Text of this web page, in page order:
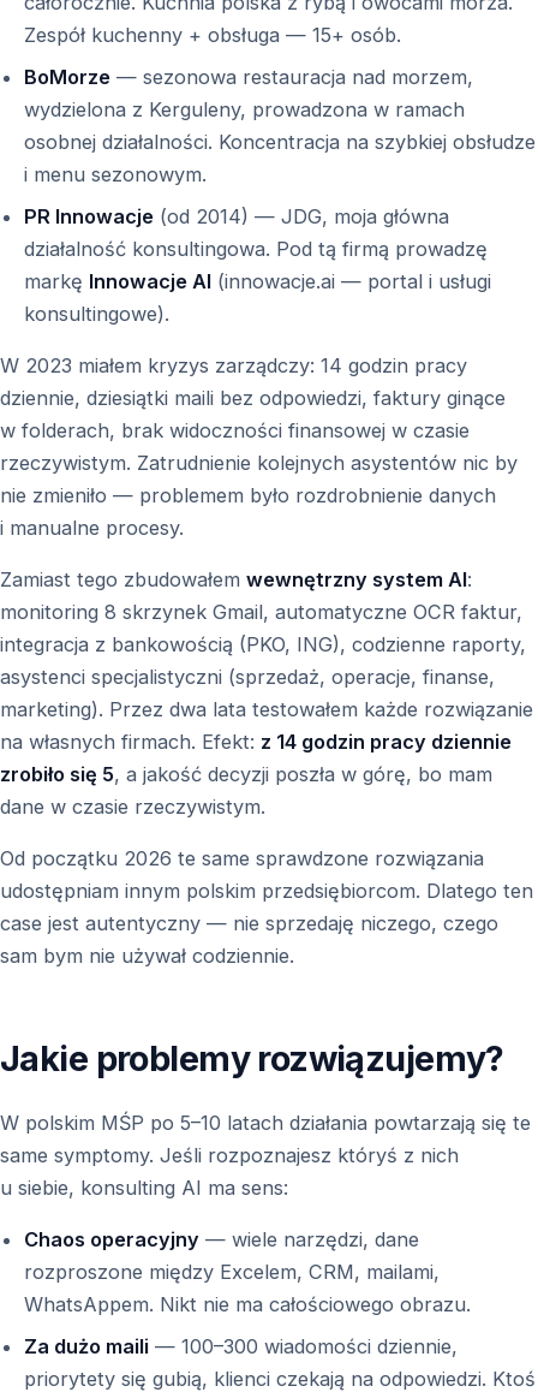
Zespół kuchenny + obsługa — 15+ osób.
BoMorze — sezonowa restauracja nad morzem,
wydzielona z Kerguleny, prowadzona w ramach
osobnej działalności. Koncentracja na szybkiej obsłudze
i menu sezonowym.
PR Innowacje (od 2014) — JDG, moja główna
działalność konsultingowa. Pod tą firmą prowadzę
markę Innowacje AI (innowacje.ai — portal i usługi
konsultingowe).
W 2023 miałem kryzys zarządczy: 14 godzin pracy
dziennie, dziesiątki maili bez odpowiedzi, faktury ginące
w folderach, brak widoczności finansowej w czasie
rzeczywistym. Zatrudnienie kolejnych asystentów nic by
nie zmieniło — problemem było rozdrobnienie danych
i manualne procesy.
Zamiast tego zbudowałem wewnętrzny system AI:
monitoring 8 skrzynek Gmail, automatyczne OCR faktur,
integracja z bankowością (PKO, ING), codzienne raporty,
asystenci specjalistyczni (sprzedaż, operacje, finanse,
marketing). Przez dwa lata testowałem każde rozwiązanie
na własnych firmach. Efekt: z 14 godzin pracy dziennie
zrobiło się 5, a jakość decyzji poszła w górę, bo mam
dane w czasie rzeczywistym.
Od początku 2026 te same sprawdzone rozwiązania
udostępniam innym polskim przedsiębiorcom. Dlatego ten
case jest autentyczny — nie sprzedaję niczego, czego
sam bym nie używał codziennie.
Jakie problemy rozwiązujemy?
W polskim MŚP po 5–10 latach działania powtarzają się te
same symptomy. Jeśli rozpoznajesz któryś z nich
u siebie, konsulting AI ma sens:
Chaos operacyjny — wiele narzędzi, dane
rozproszone między Excelem, CRM, mailami,
WhatsAppem. Nikt nie ma całościowego obrazu.
Za dużo maili — 100–300 wiadomości dziennie,
priorytety się gubią, klienci czekają na odpowiedzi. Ktoś